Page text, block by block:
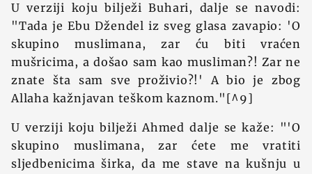
U verziji koju bilježi Buhari, dalje se navodi:
"Tada je Ebu Džendel iz sveg glasa zavapio: 'O
skupino muslimana, zar ću biti vraćen
mušricima, a došao sam kao musliman?! Zar ne
znate šta sam sve proživio?!' A bio je zbog
Allaha kažnjavan teškom kaznom."[^9]
U verziji koju bilježi Ahmed dalje se kaže: "'O
skupino muslimana, zar ćete me vratiti
sljedbenicima širka, da me stave na kušnju u